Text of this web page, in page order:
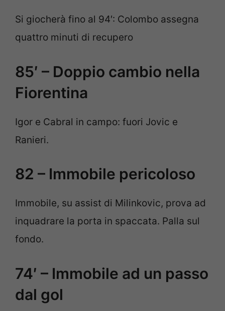
Si giocherà fino al 94′: Colombo assegna
quattro minuti di recupero
85′ – Doppio cambio nella
Fiorentina
Igor e Cabral in campo: fuori Jovic e
Ranieri.
82 – Immobile pericoloso
Immobile, su assist di Milinkovic, prova ad
inquadrare la porta in spaccata. Palla sul
fondo.
74′ – Immobile ad un passo
dal gol